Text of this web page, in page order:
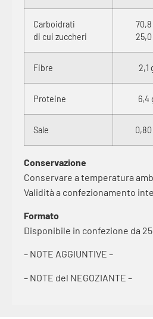
Carboidrati
di cui zuccheri
70,8
25,0
Fibre 2,1
Proteine 6,4
Sale 0,80
Conservazione
Conservare a temperatura
Validità a confezionamento
Formato
Disponibile in confezione da 25
– NOTE AGGIUNTIVE –
– NOTE del NEGOZIANTE –